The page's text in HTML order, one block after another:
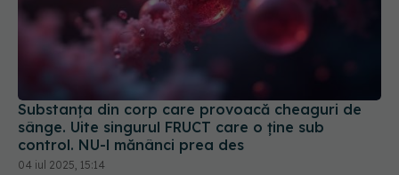
Substanța din corp care provoacă cheaguri de
sânge. Uite singurul FRUCT care o ține sub
control. NU-l mănânci prea des
04 iul 2025, 15:14